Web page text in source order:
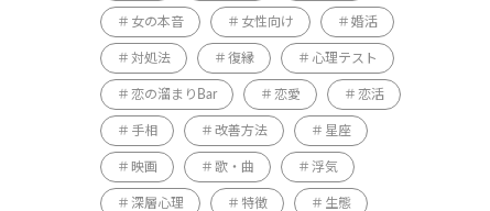
女の本音 女性向け 婚活
対処法 復縁 心理テスト
恋の溜まりBar 恋愛 恋活
手相 改善方法 星座
映画 歌・曲 浮気
深層心理 特徴 生態